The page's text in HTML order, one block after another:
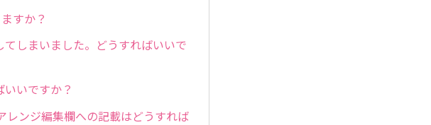
すか？
しまいました。どうすればいいで
いですか？
レンジ編集欄への記載はどうすれば